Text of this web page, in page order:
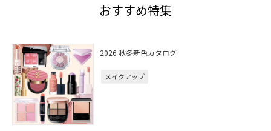
おすすめ特集
2026 秋冬新色カタログ
メイクアップ